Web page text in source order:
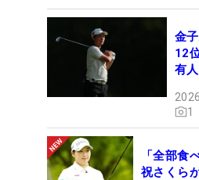
金
12
有
1
「全部食
祝さくら